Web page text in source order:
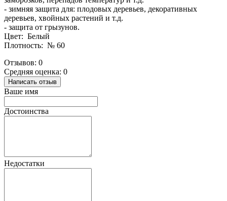
- зимняя защита для: плодовых деревьев, декоративных
деревьев, хвойных растений и т.д.
- защита от грызунов.
Цвет: Белый
Плотность: № 60
Отзывов: 0
Средняя оценка: 0
Написать отзыв
Ваше имя
Достоинства
Недостатки